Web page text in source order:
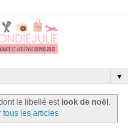
▼
le libellé est look de noël .
tous les articles